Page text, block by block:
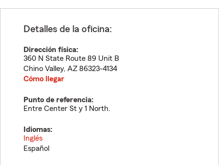
Detalles de la oficina:
Dirección física:
360 N State Route 89 Unit B
Chino Valley, AZ 86323-4134
Cómo llegar
Punto de referencia:
Entre Center St y 1 North.
Idiomas:
Inglés
Español